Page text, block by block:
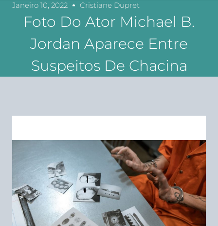
Janeiro 10, 2022 Cristiane Dupret
Foto Do Ator Michael B.
Jordan Aparece Entre
Suspeitos De Chacina